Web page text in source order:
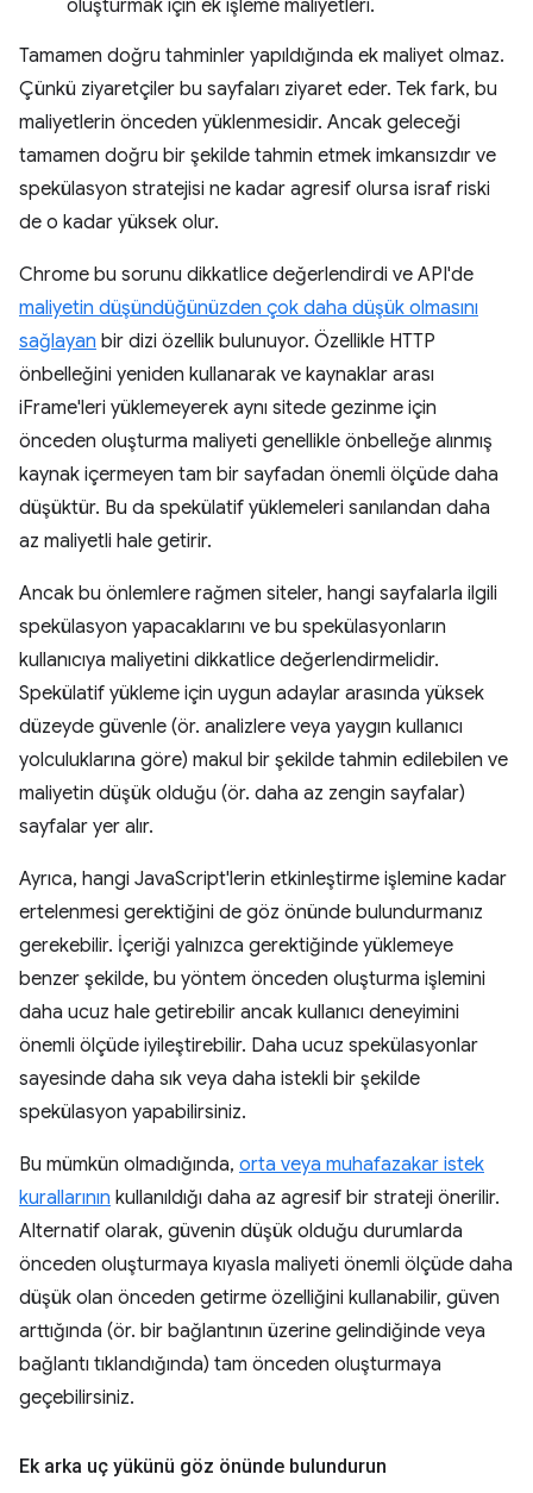
oluşturmak için ek işleme maliyetleri.
Tamamen doğru tahminler yapıldığında ek maliyet olmaz.
Çünkü ziyaretçiler bu sayfaları ziyaret eder. Tek fark, bu
maliyetlerin önceden yüklenmesidir. Ancak geleceği
tamamen doğru bir şekilde tahmin etmek imkansızdır ve
spekülasyon stratejisi ne kadar agresif olursa israf riski
de o kadar yüksek olur.
Chrome bu sorunu dikkatlice değerlendirdi ve API'de
maliyetin düşündüğünüzden çok daha düşük olmasını
sağlayan bir dizi özellik bulunuyor. Özellikle HTTP
önbelleğini yeniden kullanarak ve kaynaklar arası
iFrame'leri yüklemeyerek aynı sitede gezinme için
önceden oluşturma maliyeti genellikle önbelleğe alınmış
kaynak içermeyen tam bir sayfadan önemli ölçüde daha
düşüktür. Bu da spekülatif yüklemeleri sanılandan daha
az maliyetli hale getirir.
Ancak bu önlemlere rağmen siteler, hangi sayfalarla ilgili
spekülasyon yapacaklarını ve bu spekülasyonların
kullanıcıya maliyetini dikkatlice değerlendirmelidir.
Spekülatif yükleme için uygun adaylar arasında yüksek
düzeyde güvenle (ör. analizlere veya yaygın kullanıcı
yolculuklarına göre) makul bir şekilde tahmin edilebilen ve
maliyetin düşük olduğu (ör. daha az zengin sayfalar)
sayfalar yer alır.
Ayrıca, hangi JavaScript'lerin etkinleştirme işlemine kadar
ertelenmesi gerektiğini de göz önünde bulundurmanız
gerekebilir. İçeriği yalnızca gerektiğinde yüklemeye
benzer şekilde, bu yöntem önceden oluşturma işlemini
daha ucuz hale getirebilir ancak kullanıcı deneyimini
önemli ölçüde iyileştirebilir. Daha ucuz spekülasyonlar
sayesinde daha sık veya daha istekli bir şekilde
spekülasyon yapabilirsiniz.
Bu mümkün olmadığında, orta veya muhafazakar istek
kurallarının kullanıldığı daha az agresif bir strateji önerilir.
Alternatif olarak, güvenin düşük olduğu durumlarda
önceden oluşturmaya kıyasla maliyeti önemli ölçüde daha
düşük olan önceden getirme özelliğini kullanabilir, güven
arttığında (ör. bir bağlantının üzerine gelindiğinde veya
bağlantı tıklandığında) tam önceden oluşturmaya
geçebilirsiniz.
Ek arka uç yükünü göz önünde bulundurun